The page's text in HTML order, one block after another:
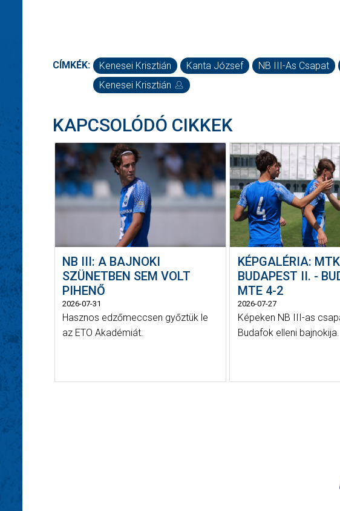
CÍMKÉK: Kenesei Krisztián Kanta József NB III-As Csapat
Kenesei Krisztián
KAPCSOLÓDÓ CIKKEK
NB III: A BAJNOKI
SZÜNETBEN SEM VOLT
PIHENŐ
2026-07-31
Hasznos edzőmeccsen győztük le
az ETO Akadémiát.
KÉPGALÉRIA: MTK
BUDAPEST II. -
MTE 4-2
2026-07-27
Képeken NB III-as
Budafok elleni bajnokija.